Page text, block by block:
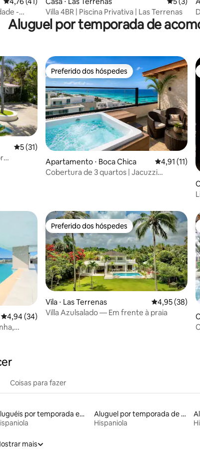
-
Villa 4BR | Piscina Privativa | Las Terrenas
Aluguel por temporada de
hóspedes
5 de uma avaliação média de 5, 31 avaliações
5 (31)
Preferido dos hóspedes
Preferido dos hóspedes
Apartamento ⋅ Boca Chica 4,91 de uma
4,91 (11)
Cobertura de 3 quartos | Jacuzzi
hóspedes
4,94 de uma avaliação média de 5, 34 avaliações
4,94 (34)
Preferido dos hóspedes
Preferido dos hóspedes
Vila ⋅ Las Terrenas 4,95 de uma
4,95 (38)
Villa Azulsalado — Em frente à praia
Coisas para fazer
Aluguéis por temporada em acampamentos
Aluguel por temporada de casas na árvore
Hispaniola
mais